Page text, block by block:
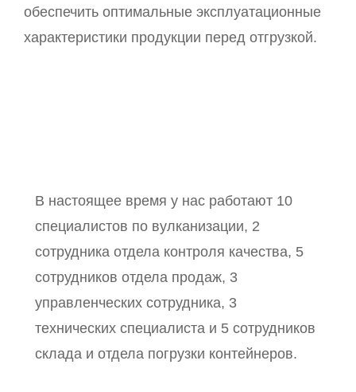
обеспечить оптимальные эксплуатационные
характеристики продукции перед отгрузкой.
В настоящее время у нас работают 10
специалистов по вулканизации, 2
сотрудника отдела контроля качества, 5
сотрудников отдела продаж, 3
управленческих сотрудника, 3
технических специалиста и 5 сотрудников
склада и отдела погрузки контейнеров.